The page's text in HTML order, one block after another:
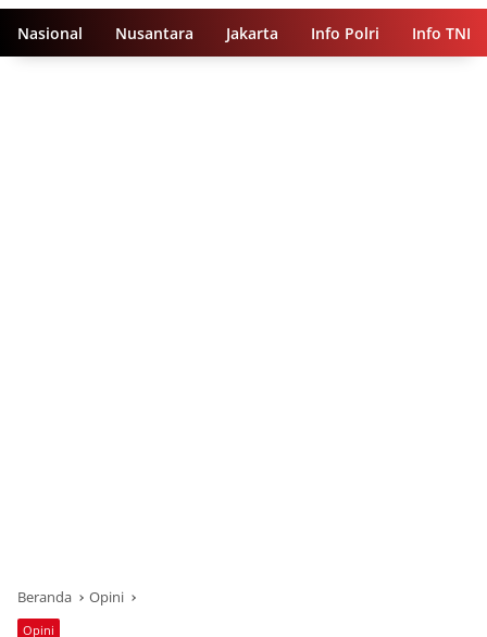
Nasional Nusantara Jakarta Info Polri Info TNI
Beranda Opini
Opini